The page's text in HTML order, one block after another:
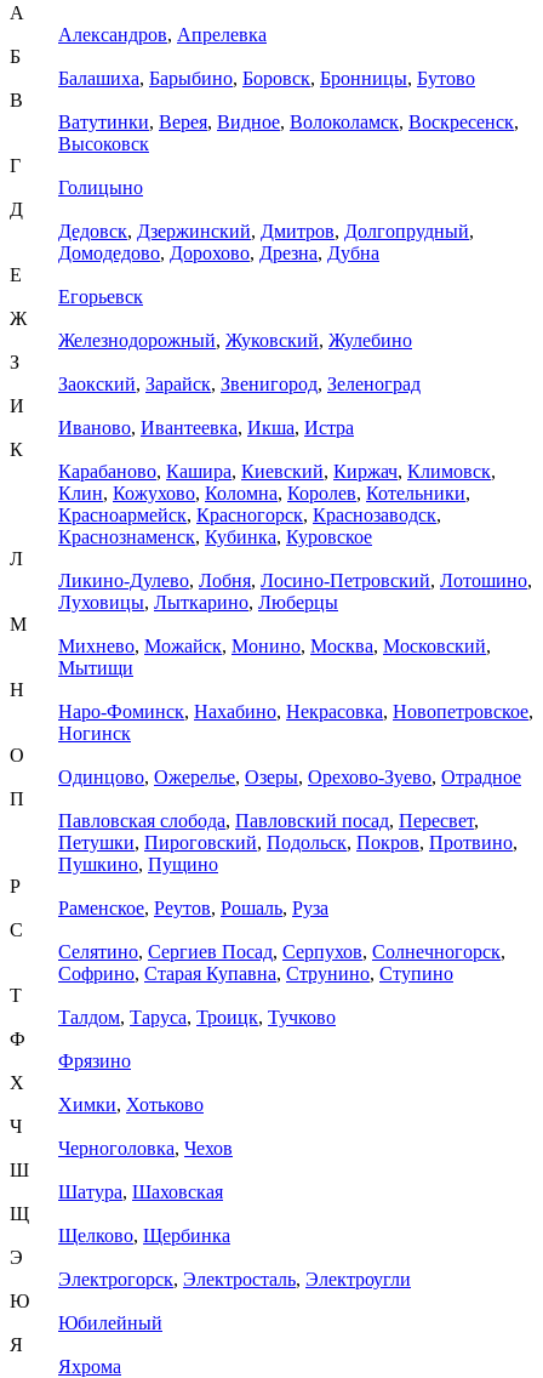
А
Александров, Апрелевка
Б
Балашиха, Барыбино, Боровск, Бронницы, Бутово
В
Ватутинки, Верея, Видное, Волоколамск, Воскресенск,
Высоковск
Г
Голицыно
Д
Дедовск, Дзержинский, Дмитров, Долгопрудный,
Домодедово, Дорохово, Дрезна, Дубна
Е
Егорьевск
Ж
Железнодорожный, Жуковский, Жулебино
З
Заокский, Зарайск, Звенигород, Зеленоград
И
Иваново, Ивантеевка, Икша, Истра
К
Карабаново, Кашира, Киевский, Киржач, Климовск,
Клин, Кожухово, Коломна, Королев, Котельники,
Красноармейск, Красногорск, Краснозаводск,
Краснознаменск, Кубинка, Куровское
Л
Ликино-Дулево, Лобня, Лосино-Петровский, Лотошино,
Луховицы, Лыткарино, Люберцы
М
Михнево, Можайск, Монино, Москва, Московский,
Мытищи
Н
Наро-Фоминск, Нахабино, Некрасовка, Новопетровское,
Ногинск
О
Одинцово, Ожерелье, Озеры, Орехово-Зуево, Отрадное
П
Павловская слобода, Павловский посад, Пересвет,
Петушки, Пироговский, Подольск, Покров, Протвино,
Пушкино, Пущино
Р
Раменское, Реутов, Рошаль, Руза
С
Селятино, Сергиев Посад, Серпухов, Солнечногорск,
Софрино, Старая Купавна, Струнино, Ступино
Т
Талдом, Таруса, Троицк, Тучково
Ф
Фрязино
Х
Химки, Хотьково
Ч
Черноголовка, Чехов
Ш
Шатура, Шаховская
Щ
Щелково, Щербинка
Э
Электрогорск, Электросталь, Электроугли
Ю
Юбилейный
Я
Яхрома